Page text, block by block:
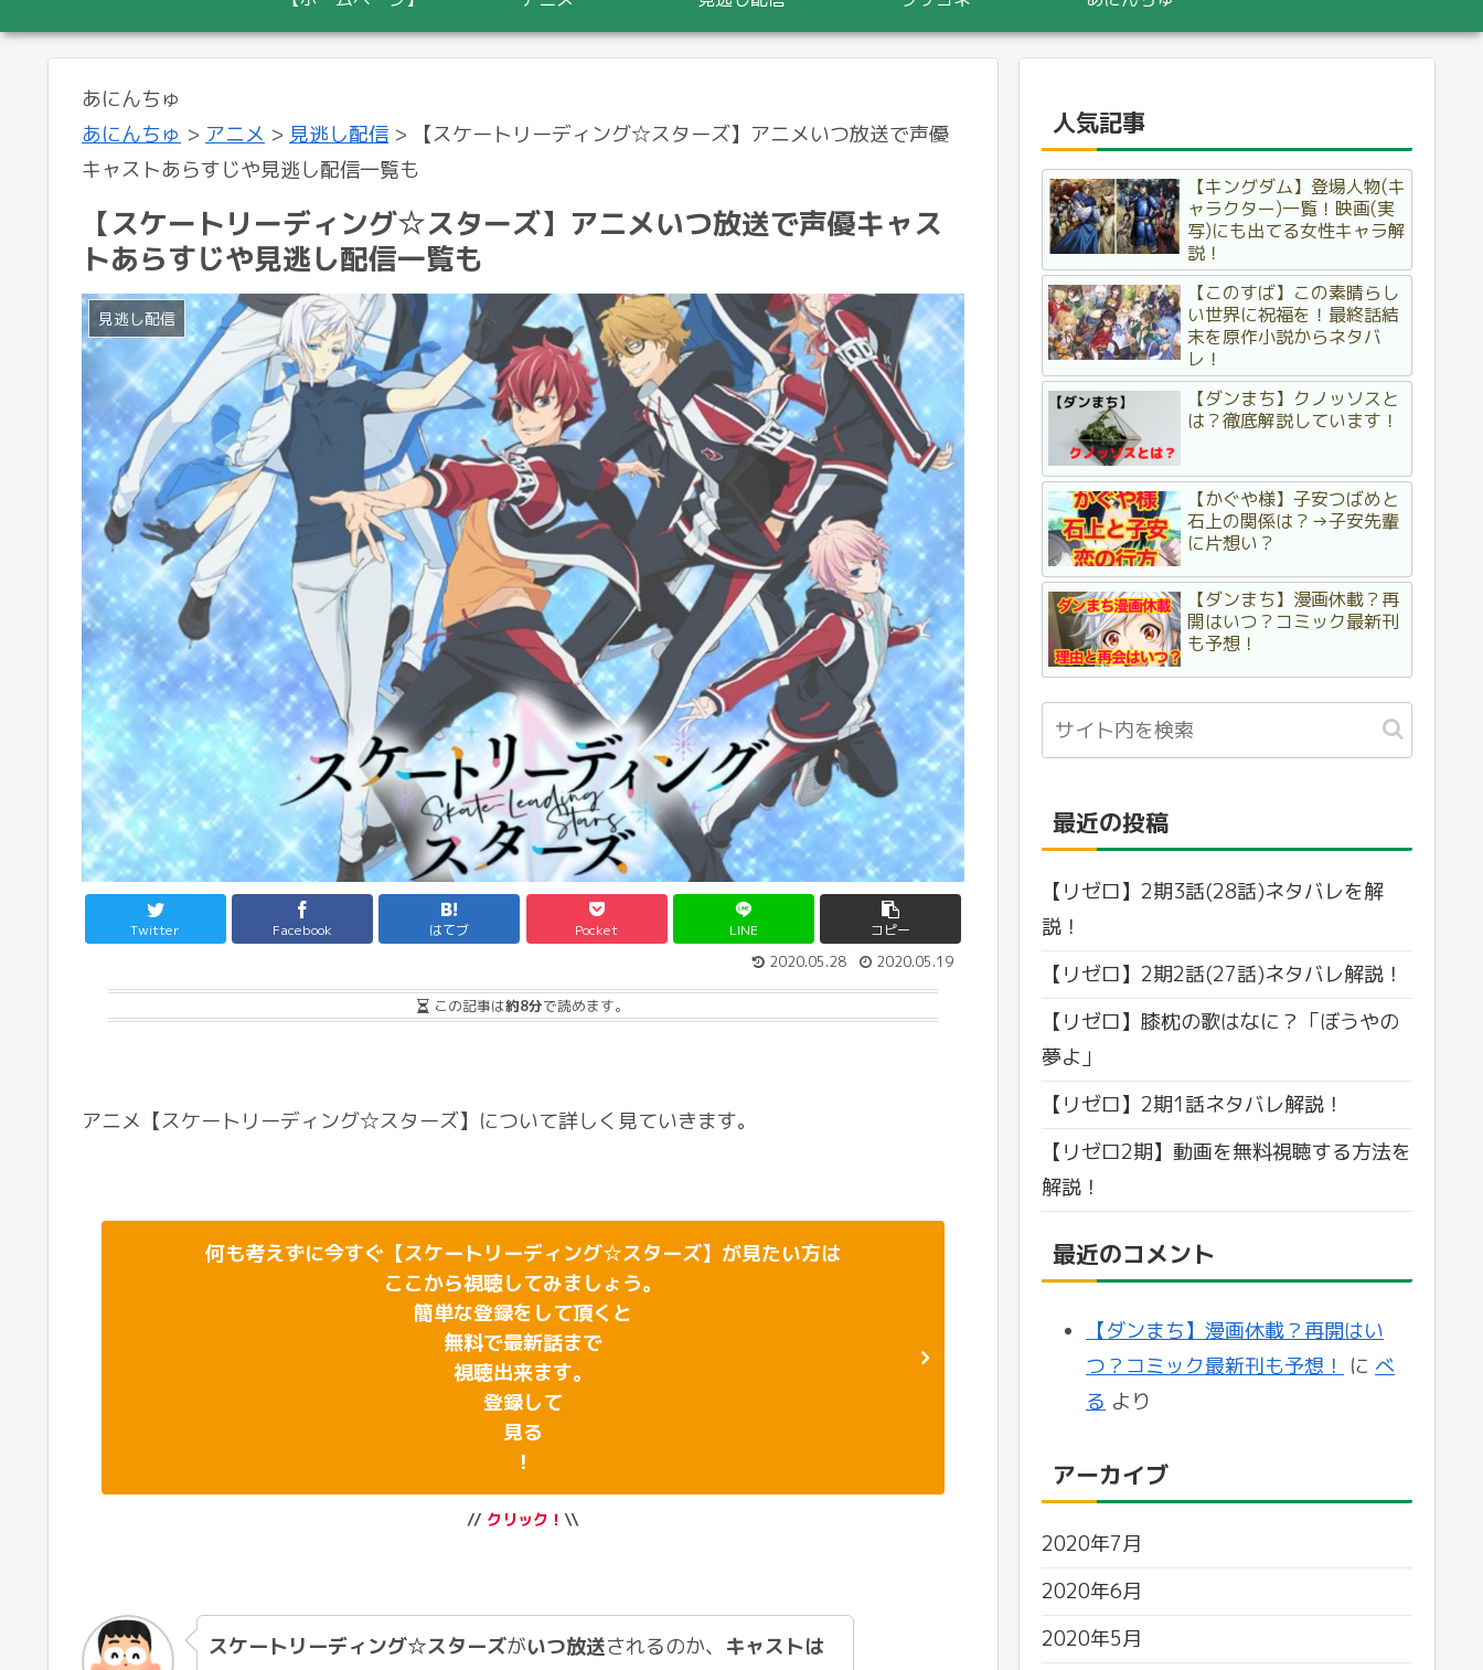
あにんちゅ
あにんちゅ > アニメ > 見逃し配信 >
【スケートリーディング☆スターズ】アニメいつ放送で声優
キャストあらすじや見逃し配信一覧も
【スケートリーディング☆スターズ】アニメいつ放送で声優キャス
トあらすじや見逃し配信一覧も
見逃し配信
Twitter Facebook はてブ Pocket LINE コピー
2020.05.28 2020.05.19
この記事は約8分で読めます。
アニメ【スケートリーディング☆スターズ】について詳しく見ていきます。
何も考えずに今すぐ【スケートリーディング☆スターズ】が見たい方は
ここから視聴してみましょう。
簡単な登録をして頂くと
無料で最新話まで
視聴出来ます。
登録して
見る
！
// クリック！ \\
スケートリーディング☆スターズがいつ放送されるのか、 キャストは
人気記事
【キングダム】登場人物(キ
ャラクター)一覧！映画(実
写)にも出てる女性キャラ解
説！
【このすば】この素晴らし
い世界に祝福を！最終話結
末を原作小説からネタバ
レ！
【ダンまち】クノッソスと
は？徹底解説しています！
【かぐや様】子安つばめと
石上の関係は？→子安先輩
に片想い？
【ダンまち】漫画休載？再
開はいつ？コミック最新刊
も予想！
最近の投稿
【リゼロ】2期3話(28話)ネタバレを解
説！
【リゼロ】2期2話(27話)ネタバレ解説！
【リゼロ】膝枕の歌はなに？「ぼうやの
夢よ」
【リゼロ】2期1話ネタバレ解説！
【リゼロ2期】動画を無料視聴する方法を
解説！
最近のコメント
【ダンまち】漫画休載？再開はい
つ？コミック最新刊も予想！ に べ
る より
アーカイブ
2020年7月
2020年6月
2020年5月